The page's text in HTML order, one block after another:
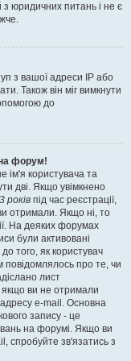
юридичних питань і не є
з вашої адреси IP або
Також він міг вимкнути
до
форум!
ім'я користувача та
дві. Якщо увімкнено
років під час реєстрації,
отримали. Якщо ні, то
На деяких форумах
були активовані
того, як користувач
повідомлялось про те, чи
лист
якщо ви не отримали
e-mail. Основна
запису - це
на форумі. Якщо ви
спробуйте зв'язатись з